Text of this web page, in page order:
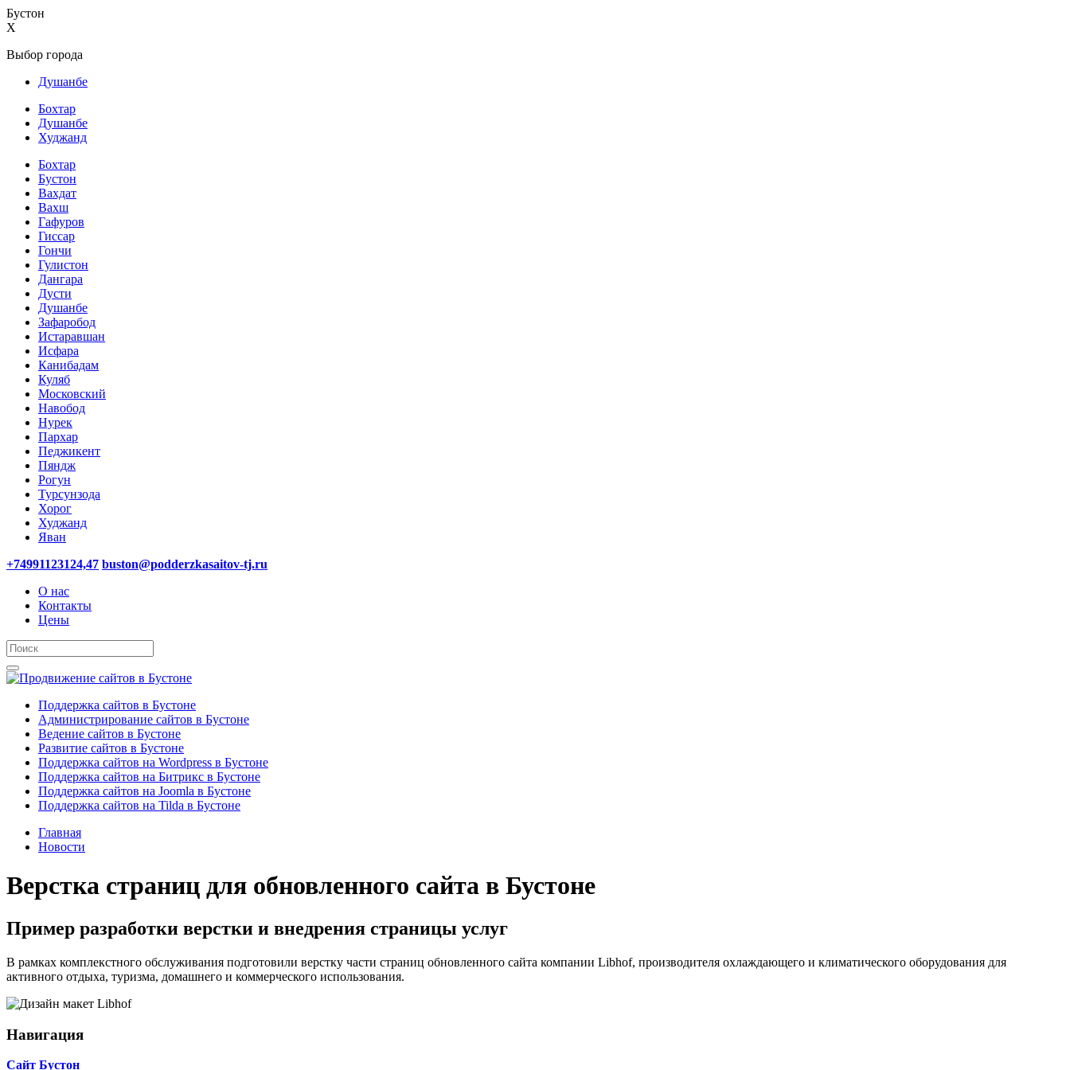
Бустон
X
Выбор города
Душанбе
Бохтар
Душанбе
Худжанд
Бохтар
Бустон
Вахдат
Вахш
Гафуров
Гиссар
Гончи
Гулистон
Дангара
Дусти
Душанбе
Зафаробод
Истаравшан
Исфара
Канибадам
Куляб
Московский
Навобод
Нурек
Пархар
Педжикент
Пяндж
Рогун
Турсунзода
Хорог
Худжанд
Яван
+74991123124,47 buston@podderzkasaitov-tj.ru
О нас
Контакты
Цены
Поддержка сайтов в Бустоне
Администрирование сайтов в Бустоне
Ведение сайтов в Бустоне
Развитие сайтов в Бустоне
Поддержка сайтов на Wordpress в Бустоне
Поддержка сайтов на Битрикс в Бустоне
Поддержка сайтов на Joomla в Бустоне
Поддержка сайтов на Tilda в Бустоне
Главная
Новости
Верстка страниц для обновленного сайта в Бустоне
Пример разработки верстки и внедрения страницы услуг
В рамках комплекстного обслуживания подготовили верстку части страниц обновленного сайта компании Libhof, производителя охлаждающего и климатического оборудования для
активного отдыха, туризма, домашнего и коммерческого использования.
Навигация
Сайт Бустон